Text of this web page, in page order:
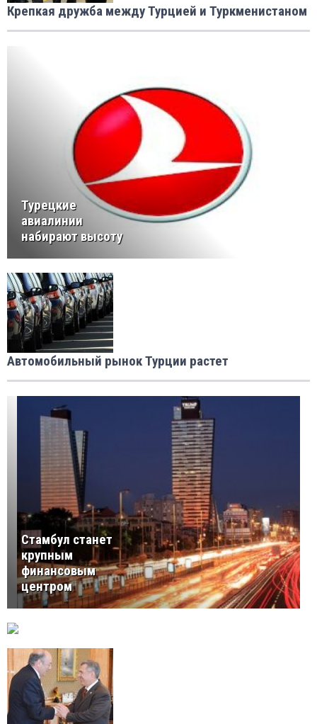
Крепкая дружба между Турцией и Туркменистаном
Турецкие
авиалинии
набирают высоту
Автомобильный рынок Турции растет
Стамбул станет
крупным
финансовым
центром